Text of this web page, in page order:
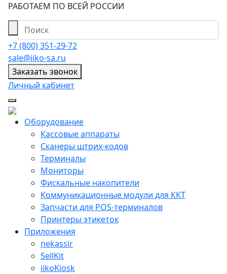
РАБОТАЕМ ПО ВСЕЙ РОССИИ
+7 (800) 351-29-72
sale@iiko-sa.ru
Заказать звонок
Личный кабинет
Оборудование
Кассовые аппараты
Сканеры штрих-кодов
Терминалы
Мониторы
Фискальные накопители
Коммуникационные модули для ККТ
Запчасти для POS-терминалов
Принтеры этикеток
Приложения
nekassir
SellKit
iikoKiosk